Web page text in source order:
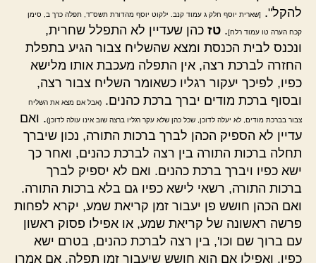
להקל".
[שארית יוסף חלק ג עמוד קנב. ילקוט יוסף מהדורת תשס"ד, תפלה כרך ב, סימן
קכח הערה טו עמוד רלח]. טז כהן שעדיין לא התפלל שחרית,
ונכנס לבית הכנסת ומצא שהשליח צבור הגיע בתפלת
החזרה לברכת רצה, אין התפלה מעכבת אותו מלישא
כפיו, לפיכך יעקור רגליו כשאומר השליח צבור רצה,
ובסוף ברכת מודים יברך ברכת כהנים. (אבל אם מצא את השליח
צבור בברכת מודים, לא יעלה לדוכן, שכל כהן שלא עקר רגליו ברצה שוב אינו עולה לדוכן). ואם
עדיין לא הספיק הכהן לברך ברכות התורה, נכון שיברך
תחלה ברכות התורה בין רצה לברכת כהנים, ואחר כך
ישא כפיו ויברך ברכת כהנים. ואם לא יספיק לברך
ברכות התורה, רשאי לישא כפיו גם בלא ברכות התורה.
ואם הכהן חושש פן יעבור זמן קריאת שמע, יקרא לפחות
פרשה ראשונה של קריאת שמע, או אפילו פסוק ראשון
עם ברוך שם וכו', בין רצה לברכת כהנים, בטרם ישא
כפיו. ואפילו אם הוא חושש שיעבור זמן תפלה, אם אמרו